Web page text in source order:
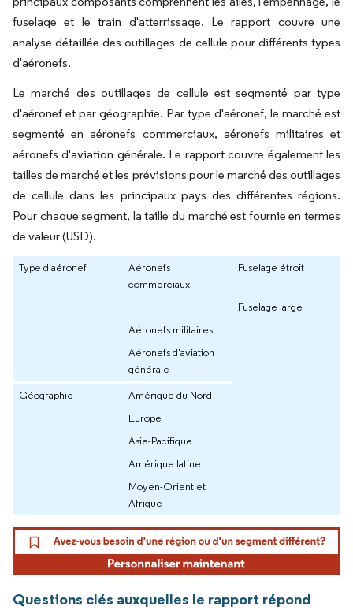
fuselage et le train d'atterrissage. Le rapport couvre une
analyse détaillée des outillages de cellule pour différents types
d'aéronefs.
Le marché des outillages de cellule est segmenté par type
d'aéronef et par géographie. Par type d'aéronef, le marché est
segmenté en aéronefs commerciaux, aéronefs militaires et
aéronefs d'aviation générale. Le rapport couvre également les
tailles de marché et les prévisions pour le marché des outillages
de cellule dans les principaux pays des différentes régions.
Pour chaque segment, la taille du marché est fournie en termes
de valeur (USD).
Type d'aéronef
Aéronefs
commerciaux
Fuselage étroit
Fuselage large
Aéronefs militaires
Aéronefs d'aviation
générale
Géographie
Amérique du Nord
Europe
Asie-Pacifique
Amérique latine
Moyen-Orient et
Afrique
Questions clés auxquelles le rapport répond